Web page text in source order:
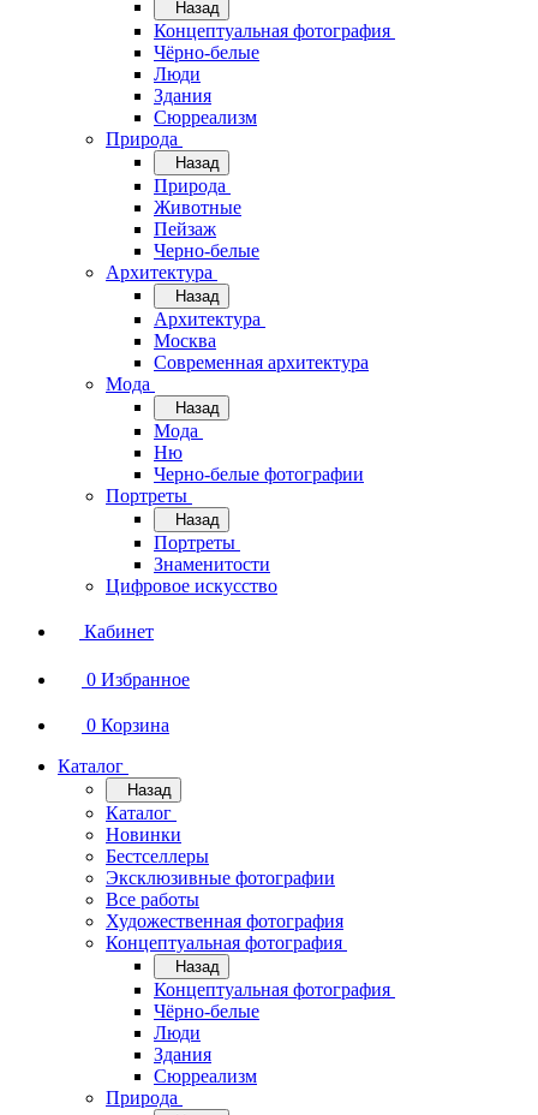
Назад
Концептуальная фотография
Чёрно-белые
Люди
Здания
Сюрреализм
Природа
Назад
Природа
Животные
Пейзаж
Черно-белые
Архитектура
Назад
Архитектура
Москва
Современная архитектура
Мода
Назад
Мода
Ню
Черно-белые фотографии
Портреты
Назад
Портреты
Знаменитости
Цифровое искусство
Кабинет
0 Избранное
0 Корзина
Каталог
Назад
Каталог
Новинки
Бестселлеры
Эксклюзивные фотографии
Все работы
Художественная фотография
Концептуальная фотография
Назад
Концептуальная фотография
Чёрно-белые
Люди
Здания
Сюрреализм
Природа